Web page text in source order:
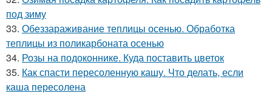
под зиму
33. Обеззараживание теплицы осенью. Обработка
теплицы из поликарбоната осенью
34. Розы на подоконнике. Куда поставить цветок
35. Как спасти пересоленную кашу. Что делать, если
каша пересолена